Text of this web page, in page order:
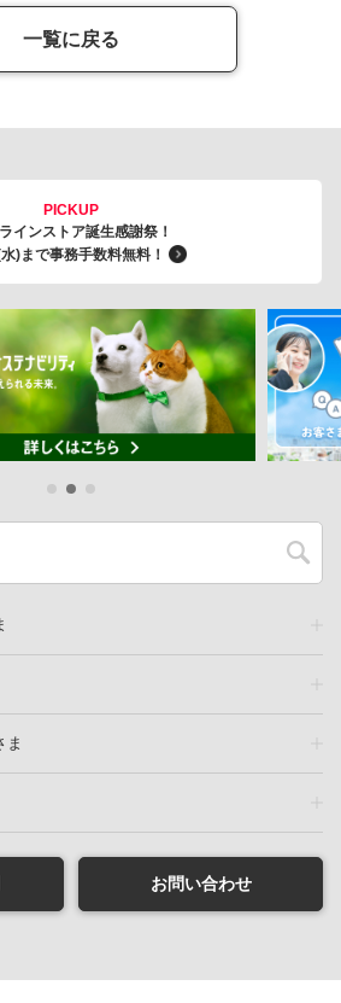
一覧に戻る
PICKUP
インストア誕生感謝祭！
)まで事務手数料無料！
ま
お問い合わせ